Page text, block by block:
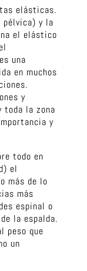
elásticas.
pélvica) y la
el elástico
una
en muchos
y
toda la zona
y
todo en
el
más de lo
más
espinal o
la espalda.
peso que
un